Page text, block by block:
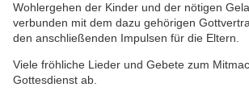
Wohlergehen der Kinder und der nötigen
verbunden mit dem dazu gehörigen
den anschließenden Impulsen für die Eltern.
Viele fröhliche Lieder und Gebete zum
Gottesdienst ab.